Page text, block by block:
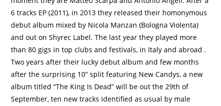
6 tracks EP (2011), in 2013 they released their homonymous
debut album mixed by Nicola Manzan (Bologna Violenta)
and out on Shyrec Label. The last year they played more
than 80 gigs in top clubs and festivals, in Italy and abroad .
Two years after their lucky debut album and few months
after the surprising 10” split featuring New Candys, a new
album titled “The King Is Dead” will be out the 29th of
September, ten new tracks identified as usual by male